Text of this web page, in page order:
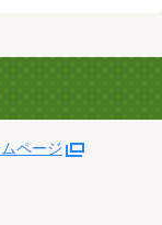
ページ